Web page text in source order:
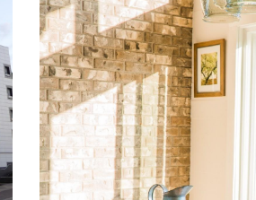
nueva vivienda y vender la actual
legales o logísticas. Sin embargo,
transacciones, cualquier fallo en la
los propietarios pueden sentirse